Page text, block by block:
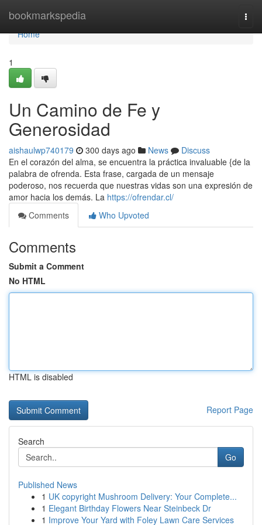
bookmarkspedia
Home
Home
1
Un Camino de Fe y
Generosidad
aishaulwp740179 300 days ago News
Discuss
En el corazón del alma, se encuentra la práctica invaluable {de la
palabra de ofrenda. Esta frase, cargada de un mensaje
poderoso, nos recuerda que nuestras vidas son una expresión de
amor hacia los demás. La https://ofrendar.cl/
Comments
Who Upvoted
Comments
Submit a Comment
No HTML
HTML is disabled
Report Page
Search
Go
Published News
1 UK copyright Mushroom Delivery: Your Complete...
1 Elegant Birthday Flowers Near Steinbeck Dr
1 Improve Your Yard with Foley Lawn Care Services